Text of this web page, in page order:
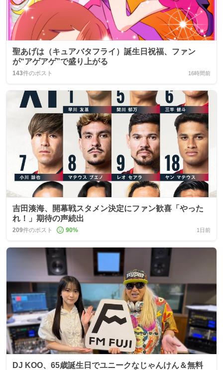
聖あげは（キュアバタフライ）誕生日祝福、ファン
が“アゲアゲ”で盛り上がる
143件のポスト 16時間前
吉田湊海、開幕戦スタメン決定にファン歓喜「やった
れ！」期待の声続出
209件のポスト 90% 1日前
DJ KOO、65歳誕生日でユニークなじゃんけん＆無料